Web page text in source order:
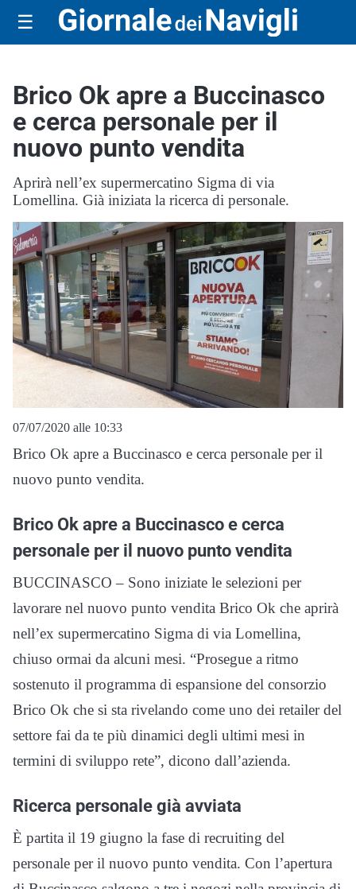
☰
Brico Ok apre a Buccinasco
e cerca personale per il
nuovo punto vendita
Aprirà nell’ex supermercatino Sigma di via
Lomellina. Già iniziata la ricerca di personale.
07/07/2020 alle 10:33
Brico Ok apre a Buccinasco e cerca personale per il
nuovo punto vendita.
Brico Ok apre a Buccinasco e cerca
personale per il nuovo punto vendita
BUCCINASCO – Sono iniziate le selezioni per
lavorare nel nuovo punto vendita Brico Ok che aprirà
nell’ex supermercatino Sigma di via Lomellina,
chiuso ormai da alcuni mesi. “Prosegue a ritmo
sostenuto il programma di espansione del consorzio
Brico Ok che si sta rivelando come uno dei retailer del
settore fai da te più dinamici degli ultimi mesi in
termini di sviluppo rete”, dicono dall’azienda.
Ricerca personale già avviata
È partita il 19 giugno la fase di recruiting del
personale per il nuovo punto vendita. Con l’apertura